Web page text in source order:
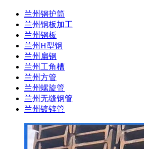
兰州钢护筒
兰州钢板加工
兰州钢板
兰州H型钢
兰州扁钢
兰州工角槽
兰州方管
兰州螺旋管
兰州无缝钢管
兰州镀锌管